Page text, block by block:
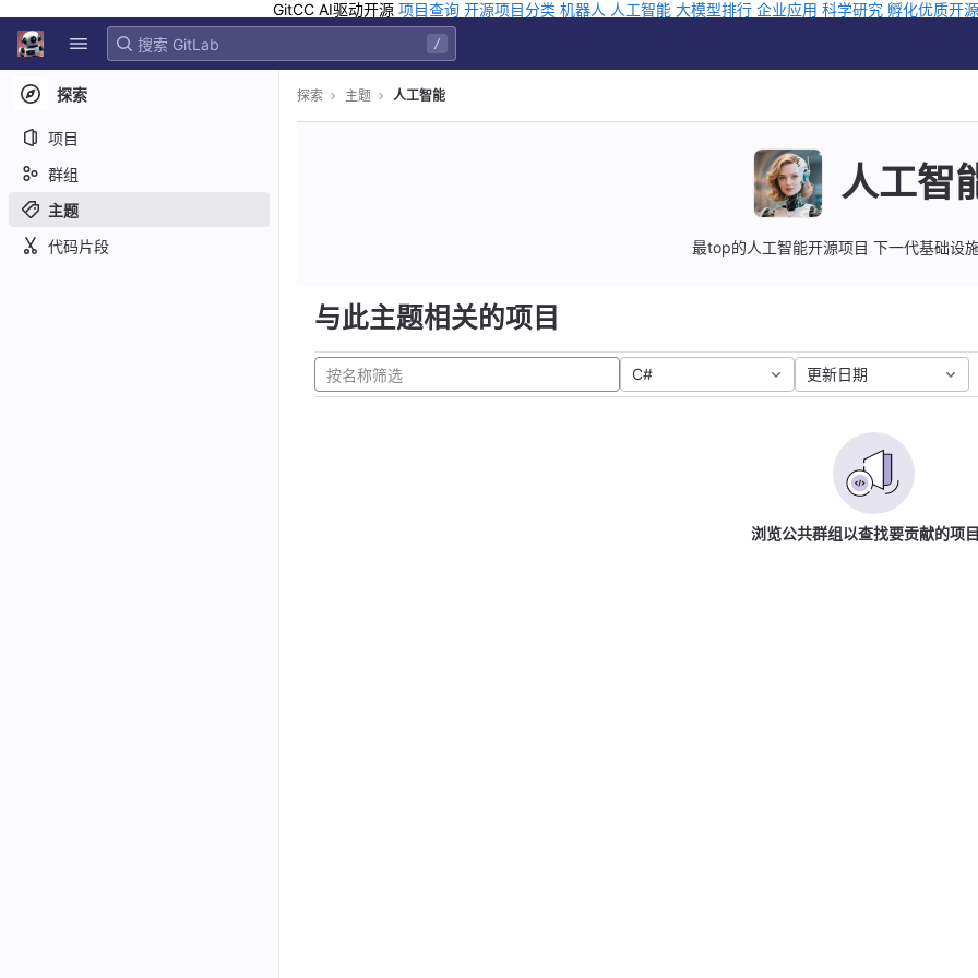
GitCC AI驱动开源 项目查询 开源项目分类 机器人 人工智能 大模型排行 企业应用 科学研究 孵化优质开
Skip to content
GitLab
/
探索
项目
群组
主题
代码片段
探索 主题 人工智能
人工智
最top的人工智能开源项目 下一代基础设
与此主题相关的项目
C# 更新日期
浏览公共群组以查找要贡献的项